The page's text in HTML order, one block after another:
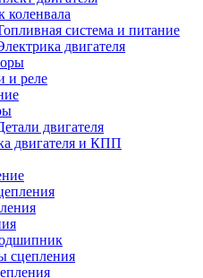
коленвала
система и питание
двигателя
и реле
двигателя
двигателя и КПП
сцепления